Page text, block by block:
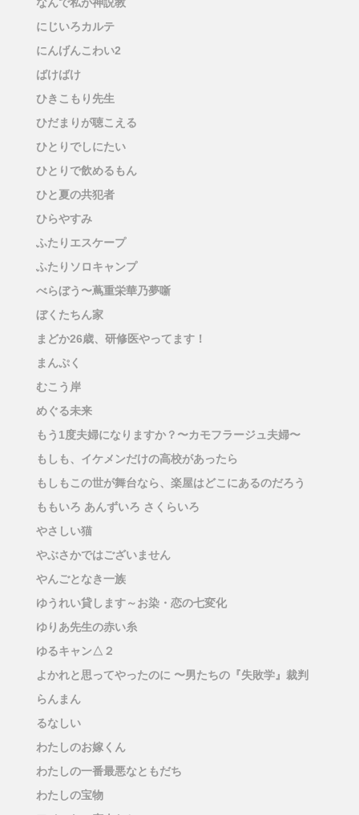
にじいろカルテ
にんげんこわい2
ばけばけ
ひきこもり先生
ひだまりが聴こえる
ひとりでしにたい
ひとりで飲めるもん
ひと夏の共犯者
ひらやすみ
ふたりエスケープ
ふたりソロキャンプ
べらぼう〜蔦重栄華乃夢噺
ぼくたちん家
まどか26歳、研修医やってます！
まんぷく
むこう岸
めぐる未来
もう1度夫婦になりますか？〜カモフラージュ夫婦〜
もしも、イケメンだけの高校があったら
もしもこの世が舞台なら、楽屋はどこにあるのだろう
ももいろ あんずいろ さくらいろ
やさしい猫
やぶさかではございません
やんごとなき一族
ゆうれい貸します～お染・恋の七変化
ゆりあ先生の赤い糸
ゆるキャン△２
よかれと思ってやったのに 〜男たちの『失敗学』裁判
らんまん
るなしい
わたしのお嫁くん
わたしの一番最悪なともだち
わたしの宝物